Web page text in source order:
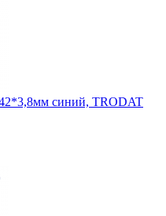
42*3,8мм синий, TRODAT